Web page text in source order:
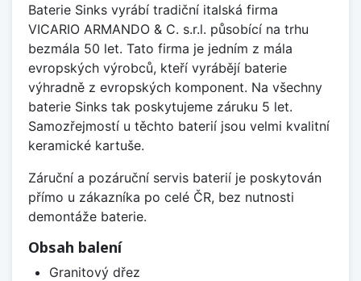
Baterie Sinks vyrábí tradiční italská firma
VICARIO ARMANDO & C. s.r.l. působící na trhu
bezmála 50 let. Tato firma je jedním z mála
evropských výrobců, kteří vyrábějí baterie
výhradně z evropských komponent. Na všechny
baterie Sinks tak poskytujeme záruku 5 let.
Samozřejmostí u těchto baterií jsou velmi kvalitní
keramické kartuše.
Záruční a pozáruční servis baterií je poskytován
přímo u zákazníka po celé ČR, bez nutnosti
demontáže baterie.
Obsah balení
Granitový dřez